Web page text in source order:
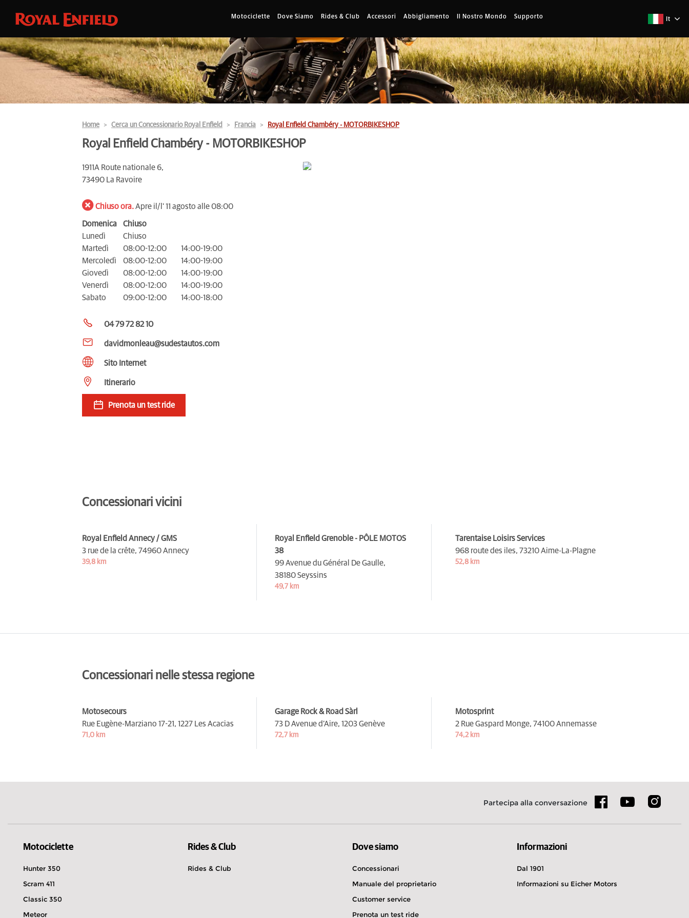
Motociclette Dove Siamo Rides & Club Accessori Abbigliamento Il Nostro Mondo Supporto It
Home Cerca un Concessionario Royal Enfield Francia Royal Enfield Chambéry - MOTORBIKESHOP
Royal Enfield Chambéry - MOTORBIKESHOP
1911A Route nationale 6,
73490 La Ravoire
Chiuso ora.Apre il/l' 11 agosto alle 08:00
Domenica
Chiuso
Lunedì
Chiuso
Martedì
08:00-12:00
14:00-19:00
Mercoledì
08:00-12:00
14:00-19:00
Giovedì
08:00-12:00
14:00-19:00
Venerdì
08:00-12:00
14:00-19:00
Sabato
09:00-12:00 14:00-18:00
04 79 72 82 10
davidmonleau@sudestautos.com
Sito Internet
Itinerario
Prenota un test ride
Concessionari vicini
Royal Enfield Annecy / GMS
3 rue de la crête, 74960 Annecy
39,8 km
Royal Enfield Grenoble - PÔLE MOTOS
38
99 Avenue du Général De Gaulle,
38180 Seyssins
49,7 km
Tarentaise Loisirs Services
968 route des iles, 73210 Aime-La-Plagne
52,8 km
Concessionari nelle stessa regione
Motosecours
Rue Eugène-Marziano 17-21, 1227 Les Acacias
71,0 km
Garage Rock & Road Sàrl
73 D Avenue d’Aire, 1203 Genève
72,7 km
Motosprint
2 Rue Gaspard Monge, 74100 Annemasse
74,2 km
Partecipa alla conversazione
Motociclette
Hunter 350
Scram 411
Classic 350
Meteor
Rides & Club
Rides & Club
Dove siamo
Concessionari
Manuale del proprietario
Customer service
Prenota un test ride
Informazioni
Dal 1901
Informazioni su Eicher Motors